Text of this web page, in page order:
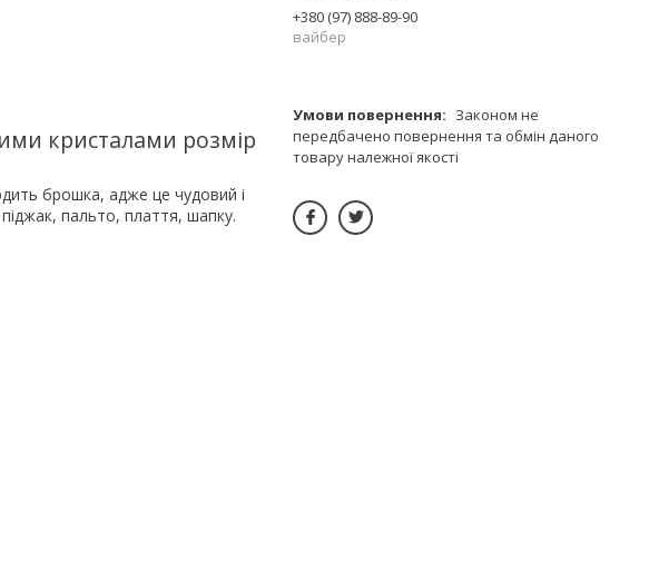
кристалами розмір
брошка, адже це чудовий і
пальто, плаття, шапку.
+380 (97) 888-89-90
вайбер
Законом не
передбачено повернення та обмін даного
товару належної якості